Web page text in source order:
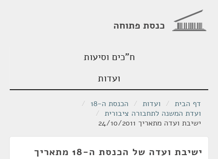
כנסת פתוחה
ח"כים וסיעות
ועדות
דף הבית / ועדות / הכנסת ה-18
/
ועדת המשנה לתחבורה ציבורית /
ישיבת ועדה מתאריך 24/10/2011
ישיבת ועדה של הכנסת ה-18 מתאריך